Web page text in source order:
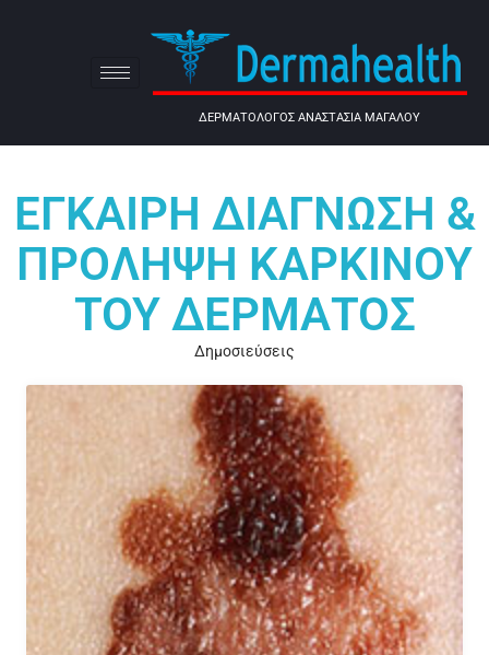
ΔΕΡΜΑΤΟΛΟΓΟΣ ΑΝΑΣΤΑΣΙΑ ΜΑΓΑΛΟΥ
ΈΓΚΑΙΡΗ ΔΙΆΓΝΩΣΗ &
ΠΡΌΛΗΨΗ ΚΑΡΚΊΝΟΥ
ΤΟΥ ΔΈΡΜΑΤΟΣ
Δημοσιεύσεις